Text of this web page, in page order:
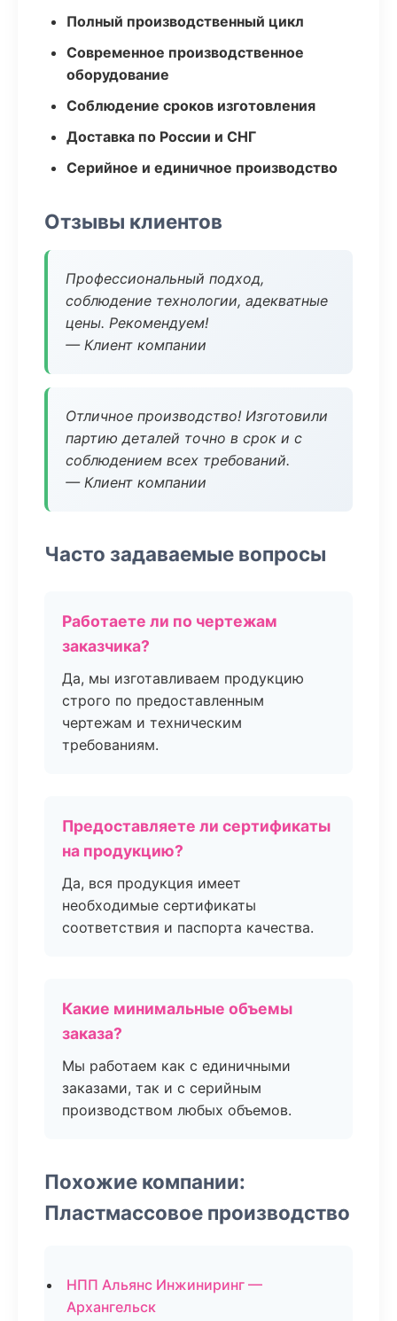
Полный производственный цикл
Современное производственное
оборудование
Соблюдение сроков изготовления
Доставка по России и СНГ
Серийное и единичное производство
Отзывы клиентов
Профессиональный подход,
соблюдение технологии, адекватные
цены. Рекомендуем!
— Клиент компании
Отличное производство! Изготовили
партию деталей точно в срок и с
соблюдением всех требований.
— Клиент компании
Часто задаваемые вопросы
Работаете ли по чертежам
заказчика?
Да, мы изготавливаем продукцию
строго по предоставленным
чертежам и техническим
требованиям.
Предоставляете ли сертификаты
на продукцию?
Да, вся продукция имеет
необходимые сертификаты
соответствия и паспорта качества.
Какие минимальные объемы
заказа?
Мы работаем как с единичными
заказами, так и с серийным
производством любых объемов.
Похожие компании:
Пластмассовое производство
НПП Альянс Инжиниринг —
Архангельск